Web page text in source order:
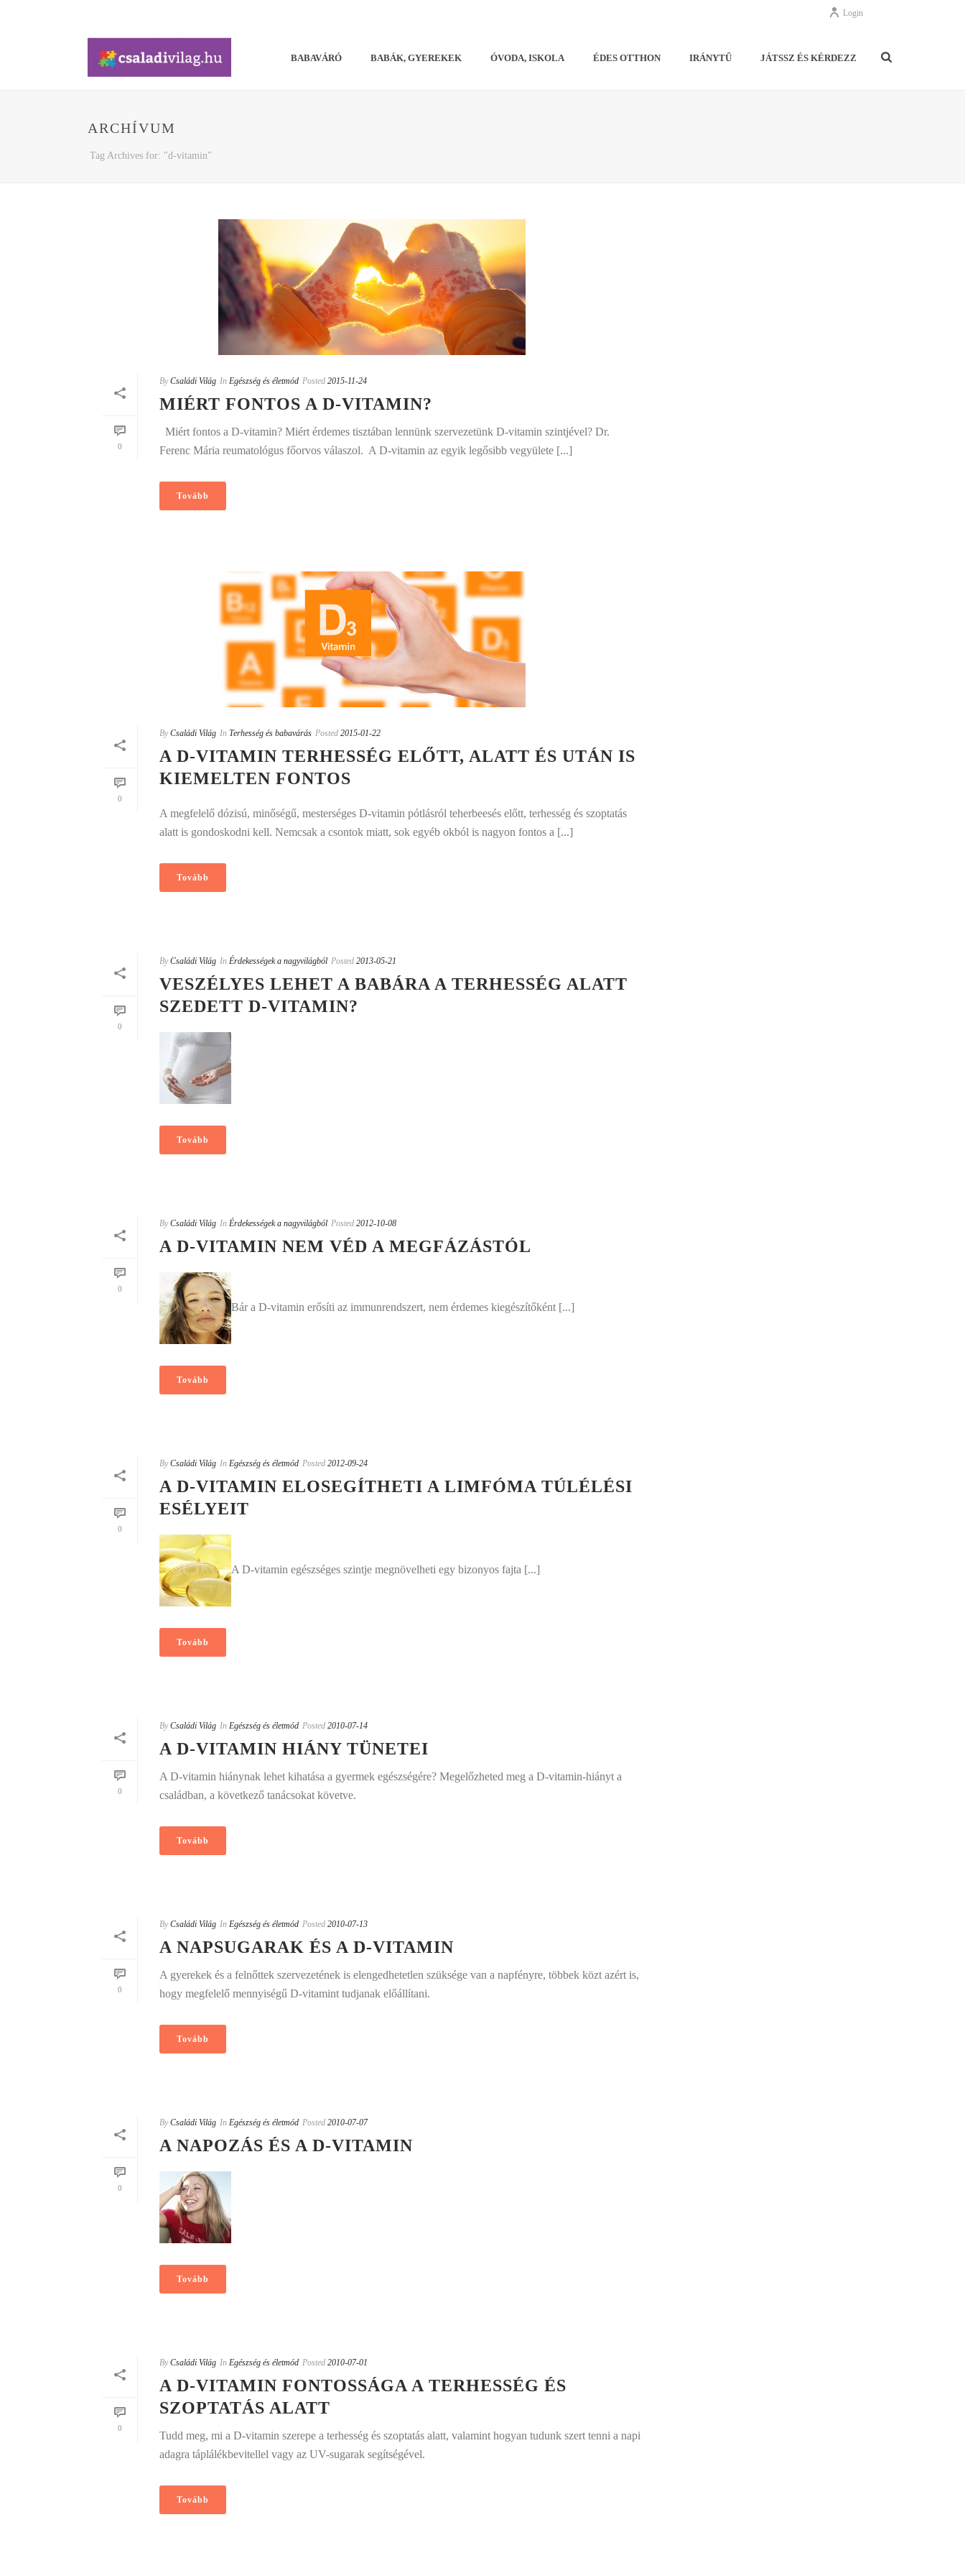
Login
BABAVÁRÓ BABÁK, GYEREKEK ÓVODA, ISKOLA ÉDES OTTHON IRÁNYTŰ JÁTSSZ ÉS KÉRDEZZ
ARCHÍVUM
Tag Archives for: "d-vitamin"
0
By Családi Világ In Egészség és életmód Posted 2015-11-24
MIÉRT FONTOS A D-VITAMIN?
Miért fontos a D-vitamin? Miért érdemes tisztában lennünk szervezetünk D-vitamin szintjével? Dr.
Ferenc Mária reumatológus főorvos válaszol. A D-vitamin az egyik legősibb vegyülete [...]
Tovább
0
By Családi Világ In Terhesség és babavárás Posted 2015-01-22
A D-VITAMIN TERHESSÉG ELŐTT, ALATT ÉS UTÁN IS
KIEMELTEN FONTOS
A megfelelő dózisú, minőségű, mesterséges D-vitamin pótlásról teherbeesés előtt, terhesség és szoptatás
alatt is gondoskodni kell. Nemcsak a csontok miatt, sok egyéb okból is nagyon fontos a [...]
Tovább
0
By Családi Világ In Érdekességek a nagyvilágból Posted 2013-05-21
VESZÉLYES LEHET A BABÁRA A TERHESSÉG ALATT
SZEDETT D-VITAMIN?
Tovább
0
By Családi Világ In Érdekességek a nagyvilágból Posted 2012-10-08
A D-VITAMIN NEM VÉD A MEGFÁZÁSTÓL
Bár a D-vitamin erősíti az immunrendszert, nem érdemes kiegészítőként [...]
Tovább
0
By Családi Világ In Egészség és életmód Posted 2012-09-24
A D-VITAMIN ELOSEGÍTHETI A LIMFÓMA TÚLÉLÉSI
ESÉLYEIT
A D-vitamin egészséges szintje megnövelheti egy bizonyos fajta [...]
Tovább
0
By Családi Világ In Egészség és életmód Posted 2010-07-14
A D-VITAMIN HIÁNY TÜNETEI
A D-vitamin hiánynak lehet kihatása a gyermek egészségére? Megelőzheted meg a D-vitamin-hiányt a
családban, a következő tanácsokat követve.
Tovább
0
By Családi Világ In Egészség és életmód Posted 2010-07-13
A NAPSUGARAK ÉS A D-VITAMIN
A gyerekek és a felnőttek szervezetének is elengedhetetlen szüksége van a napfényre, többek közt azért is,
hogy megfelelő mennyiségű D-vitamint tudjanak előállítani.
Tovább
0
By Családi Világ In Egészség és életmód Posted 2010-07-07
A NAPOZÁS ÉS A D-VITAMIN
Tovább
0
By Családi Világ In Egészség és életmód Posted 2010-07-01
A D-VITAMIN FONTOSSÁGA A TERHESSÉG ÉS
SZOPTATÁS ALATT
Tudd meg, mi a D-vitamin szerepe a terhesség és szoptatás alatt, valamint hogyan tudunk szert tenni a napi
adagra táplálékbevitellel vagy az UV-sugarak segítségével.
Tovább